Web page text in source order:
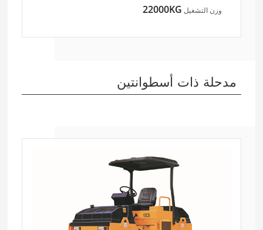
وزن التشغيل 22000KG
مدحلة ذات أسطوانتين